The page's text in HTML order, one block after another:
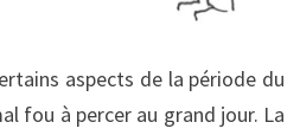
aspects de la période du
fou à percer au grand jour. La